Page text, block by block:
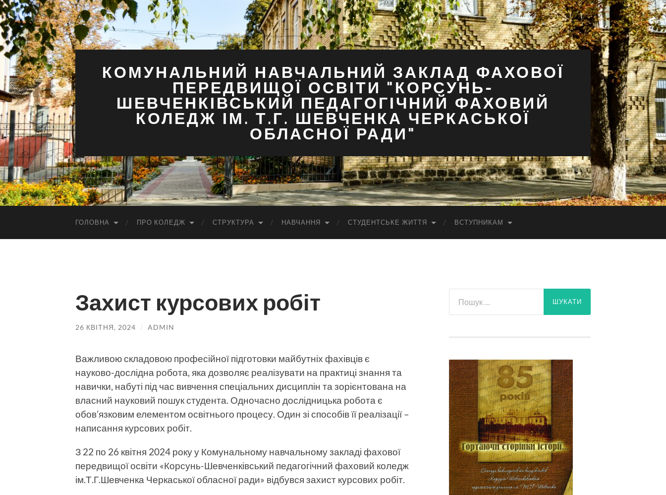
КОМУНАЛЬНИЙ НАВЧАЛЬНИЙ ЗАКЛАД ФАХОВОЇ
ПЕРЕДВИЩОЇ ОСВІТИ "КОРСУНЬ-
ШЕВЧЕНКІВСЬКИЙ ПЕДАГОГІЧНИЙ ФАХОВИЙ
КОЛЕДЖ ІМ. Т.Г. ШЕВЧЕНКА ЧЕРКАСЬКОЇ
ОБЛАСНОЇ РАДИ"
ГОЛОВНА ПРО КОЛЕДЖ СТРУКТУРА НАВЧАННЯ СТУДЕНТСЬКЕ ЖИТТЯ ВСТУПНИКАМ
Захист курсових робіт
26 КВІТНЯ, 2024 / ADMIN
Важливою складовою професійної підготовки майбутніх фахівців є
науково-дослідна робота, яка дозволяє реалізувати на практиці знання та
навички, набуті під час вивчення спеціальних дисциплін та зорієнтована на
власний науковий пошук студента. Одночасно дослідницька робота є
обов’язковим елементом освітнього процесу. Один зі способів її реалізації –
написання курсових робіт.
З 22 по 26 квітня 2024 року у Комунальному навчальному закладі фахової
передвищої освіти «Корсунь-Шевченківський педагогічний фаховий коледж
ім.Т.Г.Шевченка Черкаської обласної ради» відбувся захист курсових робіт.